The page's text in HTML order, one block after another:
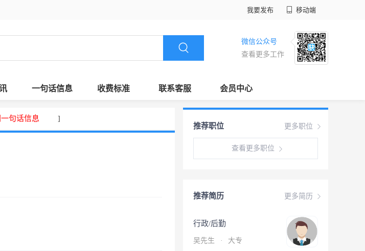
我要发布 移动端
微信公众号
查看更多工作
一句话信息 收费标准 联系客服 会员中心
句话信息 ]
更多职位
推荐职位
查看更多职位
更多简历
推荐简历
行政/后勤
吴先生 · 大专